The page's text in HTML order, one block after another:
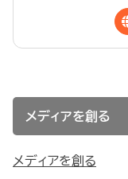
メディアを創る
メディアを創る